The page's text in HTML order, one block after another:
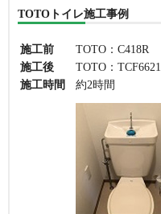
TOTOトイレ施工事例
施工前
TOTO：C418R
施工後
TOTO：TCF6621
施工時間
約2時間